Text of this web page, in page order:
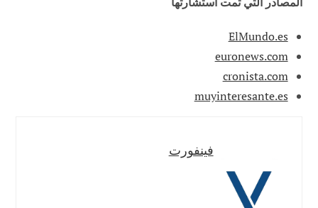
ElMundo.es
euronews.com
cronista.com
muyinteresante.es
فينفورت